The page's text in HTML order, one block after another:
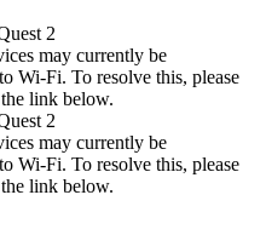
2
may currently be
Wi-Fi. To resolve this, please
link below.
2
may currently be
Wi-Fi. To resolve this, please
link below.